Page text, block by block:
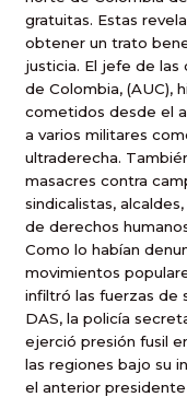
gratuitas. Estas
obtener un trato
justicia. El jefe de las
de Colombia, (AUC),
cometidos desde el
a varios militares
ultraderecha.
masacres contra
sindicalistas,
de derechos
Como lo habían
movimientos
infiltró las fuerzas de
DAS, la policía
ejerció presión fusil
las regiones bajo su
el anterior